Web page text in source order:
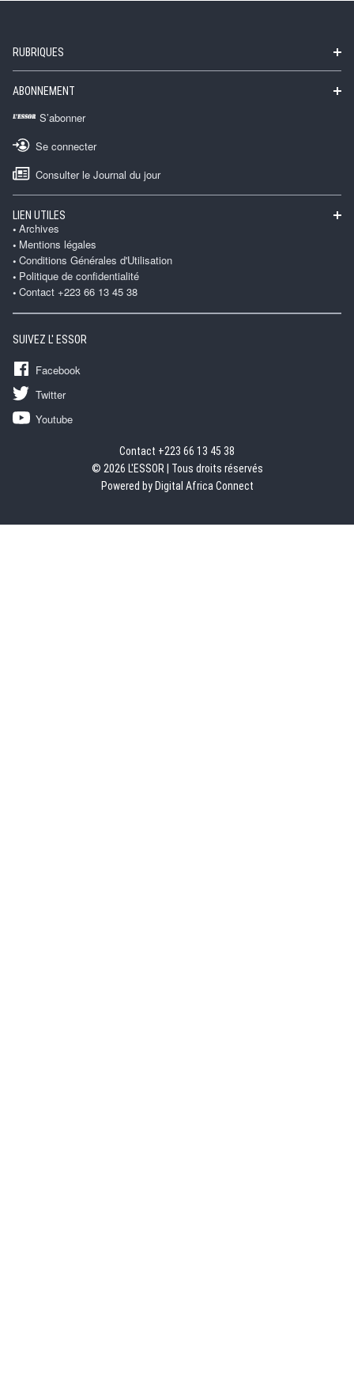
RUBRIQUES
ABONNEMENT
S’abonner
Se connecter
Consulter le Journal du jour
LIEN UTILES
Archives
Mentions légales
Conditions Générales d'Utilisation
Politique de confidentialité
Contact +223 66 13 45 38
SUIVEZ L' ESSOR
Facebook
Twitter
Youtube
Contact +223 66 13 45 38
© 2026 L'ESSOR | Tous droits réservés
Powered by Digital Africa Connect